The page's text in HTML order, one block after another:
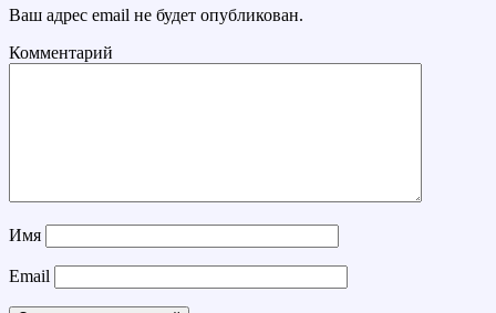
Ваш адрес email не будет опубликован.
Комментарий
Имя
Email